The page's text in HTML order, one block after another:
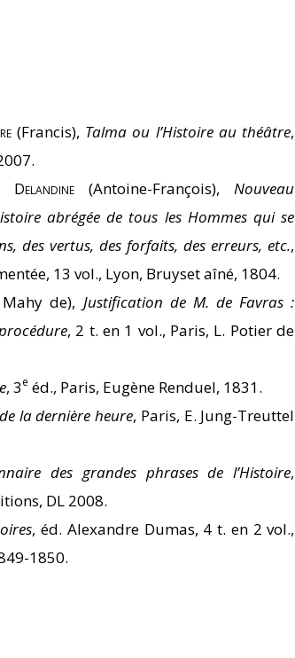
(Francis), Talma ou l’Histoire au théâtre,
Delandine(Antoine-François), Nouveau
abrégée de tous les Hommes qui se
des vertus, des forfaits, des erreurs, etc.,
13 vol., Lyon, Bruyset aîné, 1804.
de), Justification de M. de Favras :
, 2 t. en 1 vol., Paris, L. Potier de
, 3e éd., Paris, Eugène Renduel, 1831.
la dernière heure, Paris, E. Jung-Treuttel
des grandes phrases de l’Histoire,
DL 2008.
, éd. Alexandre Dumas, 4 t. en 2 vol.,
1850.